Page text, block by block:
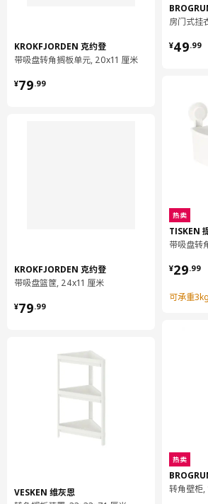
分成3个不同的储物配件。
这款储物件易于组装，无需钻孔，在浴室、
中任何角落都能派上用场。
小贴士
KROKFJORDEN 克约登
带吸盘转角搁板单元, 20x11 厘米
¥79.99
¥ 79.99
KROKFJORDEN 克约登
带吸盘篮筐, 24x11 厘米
¥79.99
¥ 79.99
VESKEN 维灰恩
房门式挂
¥49.99
¥
热卖
TISKEN
带吸盘转
¥29.99
¥
可承重
热卖
转角壁柜